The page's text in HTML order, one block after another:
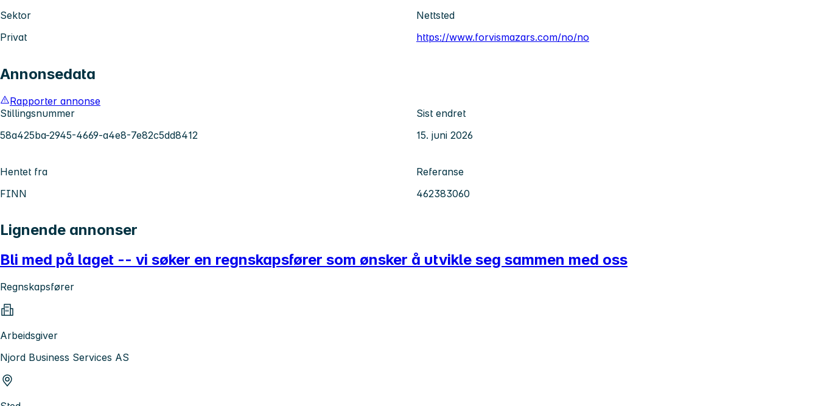
Sektor
Privat
Nettsted
https://www.forvismazars.com/no/no
Annonsedata
Rapporter annonse
Stillingsnummer
58a425ba-2945-4669-a4e8-7e82c5dd8412
Sist endret
15. juni 2026
Hentet fra
FINN
Referanse
462383060
Lignende annonser
Bli med på laget -- vi søker en regnskapsfører som ønsker å utvikle seg sammen med oss
Regnskapsfører
Arbeidsgiver
Njord Business Services AS